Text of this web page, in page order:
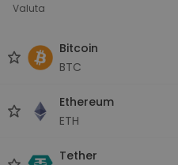
Valuta
Bitcoin
BTC
Ethereum
ETH
Tether